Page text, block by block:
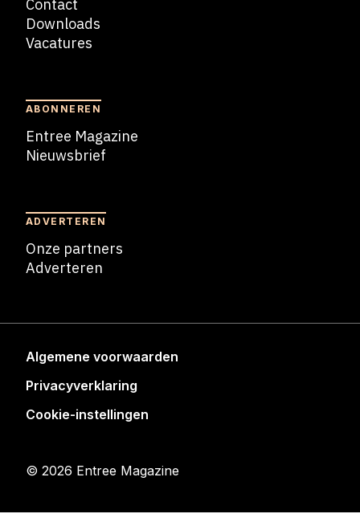
Contact
Downloads
Vacatures
ABONNEREN
Entree Magazine
Nieuwsbrief
ADVERTEREN
Onze partners
Adverteren
Algemene voorwaarden
Privacyverklaring
Cookie-instellingen
© 2026 Entree Magazine